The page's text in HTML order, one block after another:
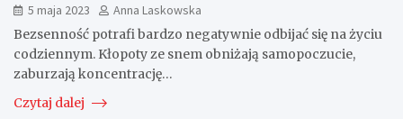
5 maja 2023
Anna Laskowska
Bezsenność potrafi bardzo negatywnie odbijać się na życiu
codziennym. Kłopoty ze snem obniżają samopoczucie,
zaburzają koncentrację…
Czytaj dalej